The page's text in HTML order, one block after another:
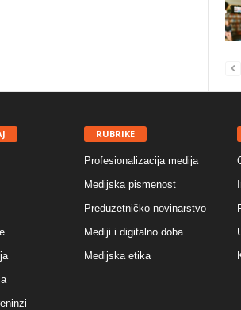
RUBRIKE
Profesionalizacija medija
Medijska pismenost
Preduzetničko novinarstvo
Mediji i digitalno doba
Medijska etika